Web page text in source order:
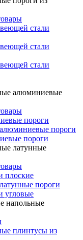
стали
стали
стали
алюминиевые
пороги
пороги
пороги
латунные
плоские
пороги
угловые
напольные
плинтусы из